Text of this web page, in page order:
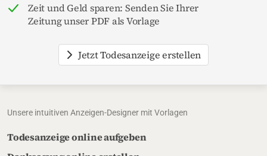
Zeit und Geld sparen: Senden Sie Ihrer
Zeitung unser PDF als Vorlage
Jetzt Todesanzeige erstellen
Unsere intuitiven Anzeigen-Designer mit Vorlagen
Todesanzeige online aufgeben